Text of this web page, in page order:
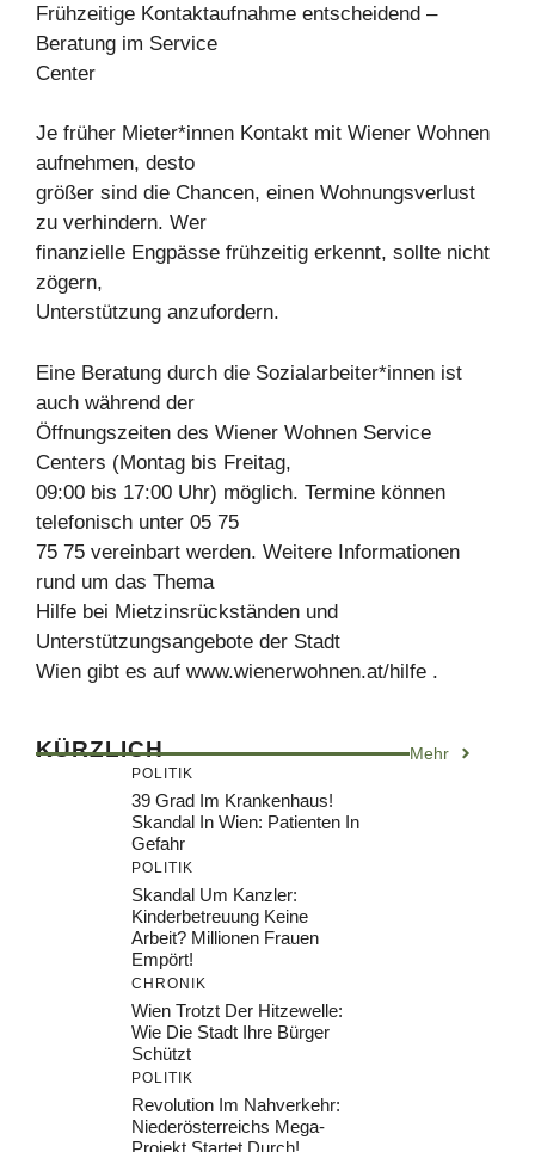
Frühzeitige Kontaktaufnahme entscheidend –
Beratung im Service
Center
Je früher Mieter*innen Kontakt mit Wiener Wohnen
aufnehmen, desto
größer sind die Chancen, einen Wohnungsverlust
zu verhindern. Wer
finanzielle Engpässe frühzeitig erkennt, sollte nicht
zögern,
Unterstützung anzufordern.
Eine Beratung durch die Sozialarbeiter*innen ist
auch während der
Öffnungszeiten des Wiener Wohnen Service
Centers (Montag bis Freitag,
09:00 bis 17:00 Uhr) möglich. Termine können
telefonisch unter 05 75
75 75 vereinbart werden. Weitere Informationen
rund um das Thema
Hilfe bei Mietzinsrückständen und
Unterstützungsangebote der Stadt
Wien gibt es auf www.wienerwohnen.at/hilfe .
KÜRZLICH Mehr
POLITIK
39 Grad Im Krankenhaus!
Skandal In Wien: Patienten In
Gefahr
POLITIK
Skandal Um Kanzler:
Kinderbetreuung Keine
Arbeit? Millionen Frauen
Empört!
CHRONIK
Wien Trotzt Der Hitzewelle:
Wie Die Stadt Ihre Bürger
Schützt
POLITIK
Revolution Im Nahverkehr:
Niederösterreichs Mega-
Projekt Startet Durch!